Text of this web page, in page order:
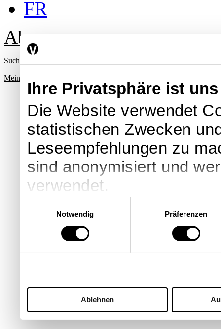
Ihre Privatsphäre ist
Die Website verwendet
statistischen Zwecken
Leseempfehlungen zu
sind anonymisiert und
verwendet.
Notwendig
Präferenzen
Ablehnen
FR
Abo
Suche
Mein Profil